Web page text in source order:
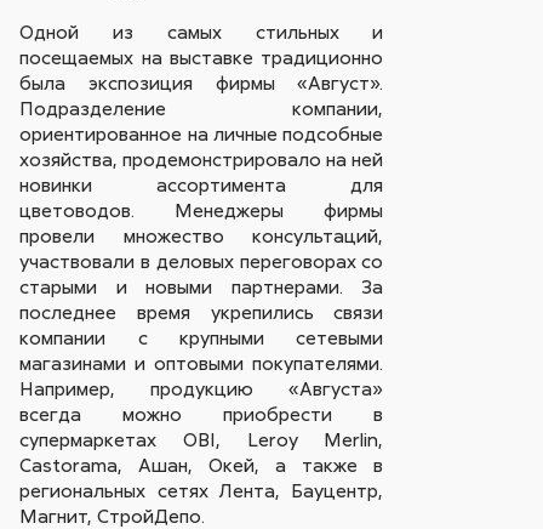
Одной из самых стильных и
посещаемых на выставке традиционно
была экспозиция фирмы «Август».
Подразделение компании,
ориентированное на личные подсобные
хозяйства, продемонстрировало на ней
новинки ассортимента для
цветоводов. Менеджеры фирмы
провели множество консультаций,
участвовали в деловых переговорах со
старыми и новыми партнерами. За
последнее время укрепились связи
компании с крупными сетевыми
магазинами и оптовыми покупателями.
Например, продукцию «Августа»
всегда можно приобрести в
супермаркетах OBI, Leroy Merlin,
Castorama, Ашан, Окей, а также в
региональных сетях Лента, Бауцентр,
Магнит, СтройДепо.